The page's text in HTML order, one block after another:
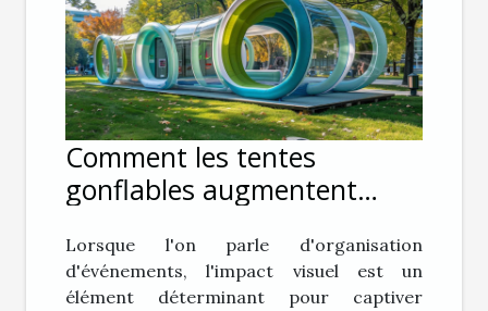
Comment les tentes
gonflables augmentent
d'événements
Lorsque l'on parle d'organisation
d'événements, l'impact visuel est un
élément déterminant pour captiver